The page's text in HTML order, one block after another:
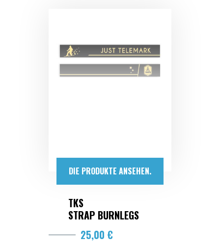
DIE PRODUKTE ANSEHEN.
TKS
STRAP BURNLEGS
25,00 €